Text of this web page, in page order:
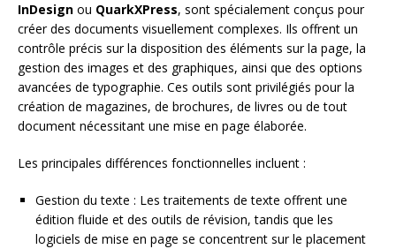
InDesign ou QuarkXPress, sont spécialement conçus pour
créer des documents visuellement complexes. Ils offrent un
contrôle précis sur la disposition des éléments sur la page, la
gestion des images et des graphiques, ainsi que des options
avancées de typographie. Ces outils sont privilégiés pour la
création de magazines, de brochures, de livres ou de tout
document nécessitant une mise en page élaborée.
Les principales différences fonctionnelles incluent :
Gestion du texte : Les traitements de texte offrent une
édition fluide et des outils de révision, tandis que les
logiciels de mise en page se concentrent sur le placement